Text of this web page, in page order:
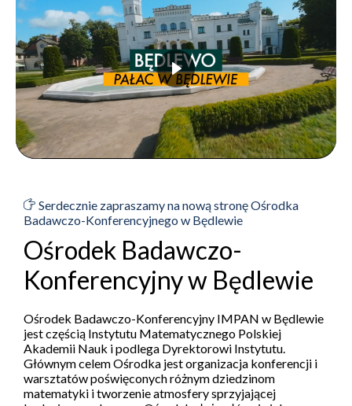
Serdecznie zapraszamy na nową stronę Ośrodka
Badawczo-Konferencyjnego w Będlewie
Ośrodek Badawczo-
Konferencyjny w Będlewie
Ośrodek Badawczo-Konferencyjny IMPAN w Będlewie
jest częścią Instytutu Matematycznego Polskiej
Akademii Nauk i podlega Dyrektorowi Instytutu.
Głównym celem Ośrodka jest organizacja konferencji i
warsztatów poświęconych różnym dziedzinom
matematyki i tworzenie atmosfery sprzyjającej